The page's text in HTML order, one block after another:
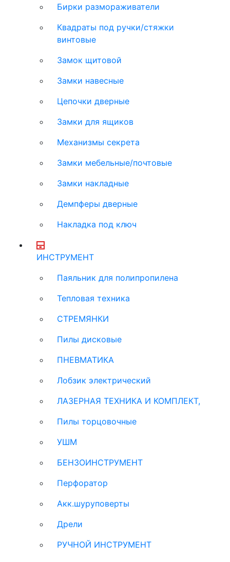
Бирки размораживатели
Квадраты под ручки/стяжки
винтовые
Замок щитовой
Замки навесные
Цепочки дверные
Замки для ящиков
Механизмы секрета
Замки мебельные/почтовые
Замки накладные
Демпферы дверные
Накладка под ключ
ИНСТРУМЕНТ
Паяльник для полипропилена
Тепловая техника
СТРЕМЯНКИ
Пилы дисковые
ПНЕВМАТИКА
Лобзик электрический
ЛАЗЕРНАЯ ТЕХНИКА И КОМПЛЕКТ,
Пилы торцовочные
УШМ
БЕНЗОИНСТРУМЕНТ
Перфоратор
Акк.шуруповерты
Дрели
РУЧНОЙ ИНСТРУМЕНТ